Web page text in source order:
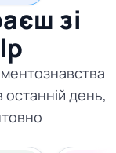
зі
останній день,